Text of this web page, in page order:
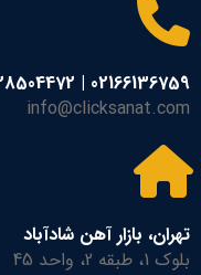
02166136759 | 09128504472
info@clicksanat.com
تهران، بازار آهن شادآباد
بلوک 1، طبقه 2، واحد 45